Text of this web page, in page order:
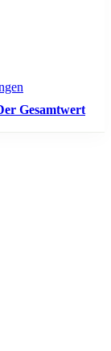
Gesamtwert